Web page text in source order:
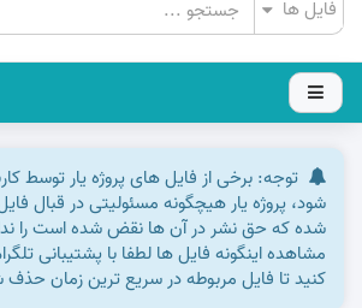
توجه: برخی از فایل های پروژه یار توسط
شود، پروژه یار هیچگونه مسئولیتی در قبال
شده که حق نشر در آن ها نقض شده است را
مشاهده اینگونه فایل ها لطفا با پشتیبانی
کنید تا فایل مربوطه در سریع ترین زمان